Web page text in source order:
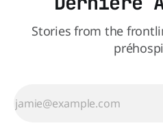
Stories from the